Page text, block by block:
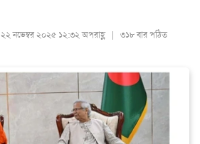
২২ নভেম্বর ২০২৫ ১২:৩২ অপরাহ্ণ | ৩১৮ বার পঠিত